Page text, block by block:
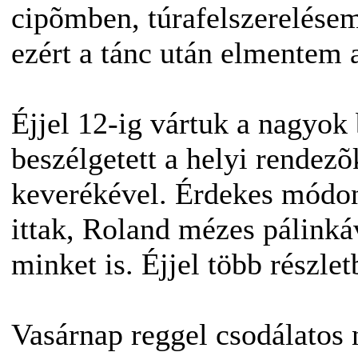
cipõmben,
ezért a tánc után elmentem
Éjjel 12-ig vártuk a nagyok
beszélgetett a helyi
keverékével. Érdekes
ittak, Roland mézes
minket is. Éjjel több
Vasárnap reggel